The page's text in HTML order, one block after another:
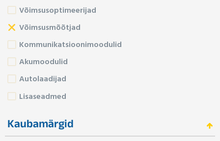
Võimsusoptimeerijad
Võimsusmõõtjad
Kommunikatsioonimoodulid
Akumoodulid
Autolaadijad
Lisaseadmed
Kaubamärgid